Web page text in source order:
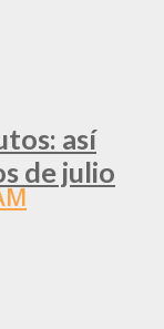
así
de julio